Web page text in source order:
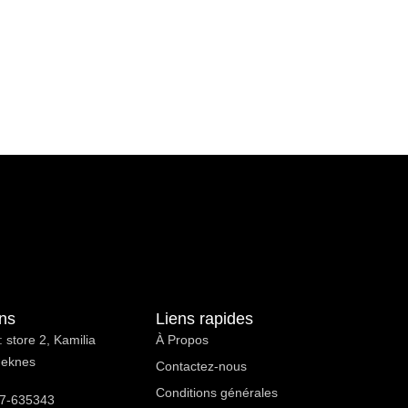
store 2, Kamilia
635343
Liens rapides
À Propos ​
Contactez-nous
Conditions générales